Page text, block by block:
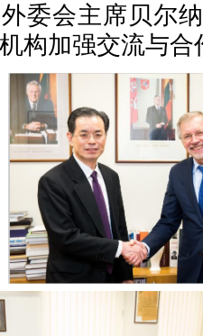
委会主席贝尔
构加强交流与